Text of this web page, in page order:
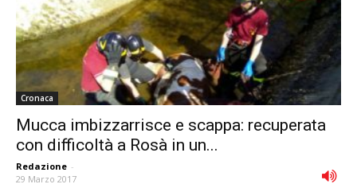
Cronaca
Mucca imbizzarrisce e scappa: recuperata
con difficoltà a Rosà in un...
Redazione -
29 Marzo 2017